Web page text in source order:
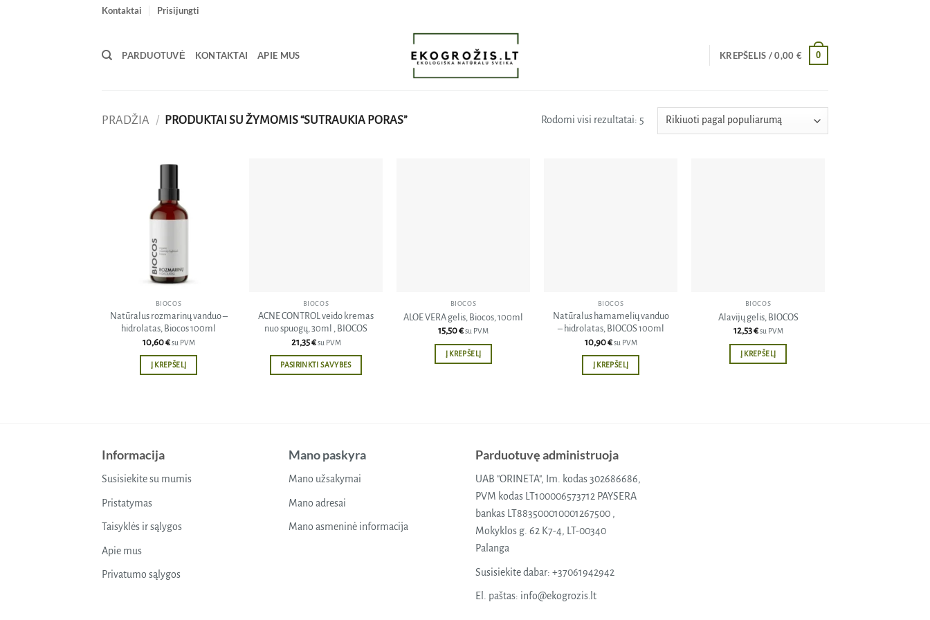
Kontaktai Prisijungti
PARDUOTUVĖ KONTAKTAI APIE MUS KREPŠELIS /0,00 € 0
PRADŽIA / PRODUKTAI SU ŽYMOMIS “SUTRAUKIA PORAS” Rodomi visi rezultatai: 5Rūšiuojama
pagal
BIOCOS
Natūralus rozmarinų vanduo –
hidrolatas, Biocos 100ml
10,60€ su PVM
Į KREPŠELĮ
BIOCOS
ACNE CONTROL veido kremas
nuo spuogų, 30ml , BIOCOS
21,35€ su PVM
PASIRINKTI SAVYBES
The
options
be
chosen
BIOCOS
ALOE VERA gelis, Biocos, 100ml
15,50€su PVM
Į KREPŠELĮ
BIOCOS
Natūralus hamamelių vanduo
– hidrolatas, BIOCOS 100ml
10,90€ su PVM
Į KREPŠELĮ
BIOCOS
Alavijų gelis, BIOCOS
12,53€ su PVM
Į KREPŠELĮ
Informacija
Susisiekite su mumis
Pristatymas
Taisyklės ir sąlygos
Apie mus
Privatumo sąlygos
Mano paskyra
Mano užsakymai
Mano adresai
Mano asmeninė informacija
Parduotuvę administruoja
UAB "ORINETA", Im. kodas 302686686,
PVM kodas LT100006573712 PAYSERA
bankas LT883500010001267500 ,
Mokyklos g. 62 K7-4, LT-00340
Palanga
Susisiekite dabar: +37061942942
El. paštas: info@ekogrozis.lt